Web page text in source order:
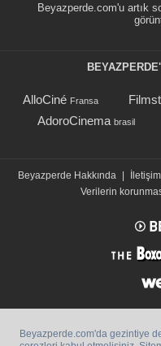
Beyazperde.com'u artık
AlloCiné Fransa
AdoroCinema brasil
Beyazperde Hakkında | İletişim
Verilerin
Beyazperde.com'da gezintiye